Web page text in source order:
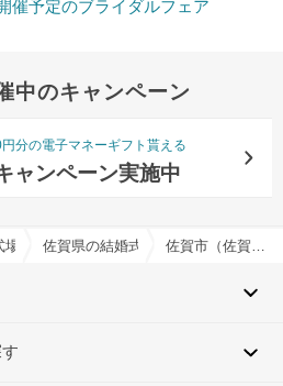
催予定のブライダルフェア
中のキャンペーン
分の電子マネーギフト貰える
ャンペーン実施中
佐賀県の結婚式場 佐賀市（佐賀県）でおすすめの結婚式場・挙式会場一覧